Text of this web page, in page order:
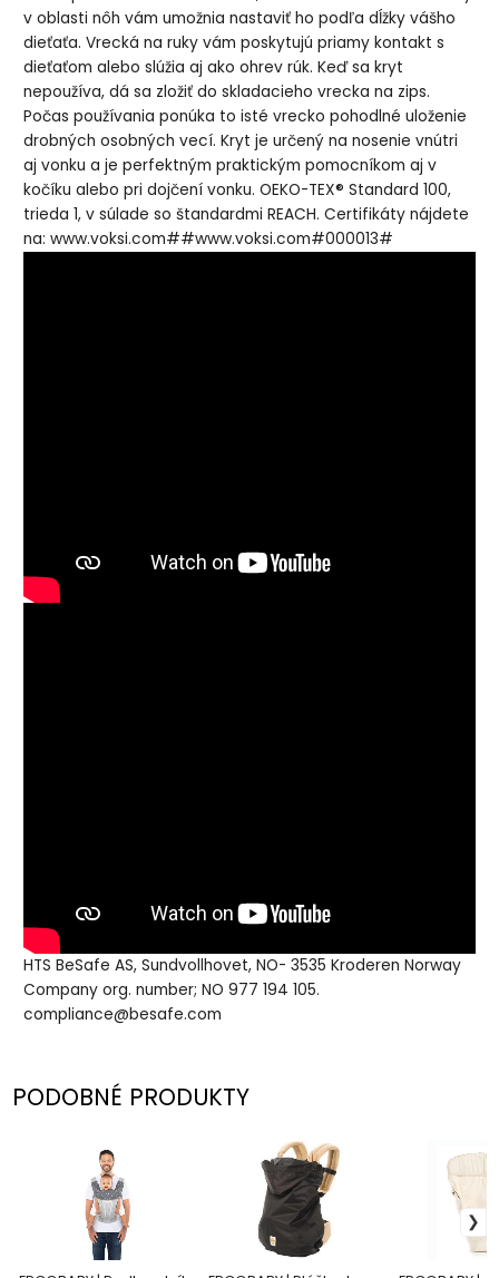
v oblasti nôh vám umožnia nastaviť ho podľa dĺžky vášho
dieťaťa. Vrecká na ruky vám poskytujú priamy kontakt s
dieťaťom alebo slúžia aj ako ohrev rúk. Keď sa kryt
nepoužíva, dá sa zložiť do skladacieho vrecka na zips.
Počas používania ponúka to isté vrecko pohodlné uloženie
drobných osobných vecí. Kryt je určený na nosenie vnútri
aj vonku a je perfektným praktickým pomocníkom aj v
kočíku alebo pri dojčení vonku. OEKO-TEX® Standard 100,
trieda 1, v súlade so štandardmi REACH. Certifikáty nájdete
na: www.voksi.com##www.voksi.com#000013#
HTS BeSafe AS, Sundvollhovet, NO- 3535 Kroderen Norway
Company org. number; NO 977 194 105.
compliance@besafe.com
PODOBNÉ PRODUKTY